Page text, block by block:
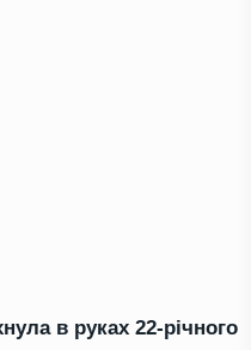
в руках 22-річного